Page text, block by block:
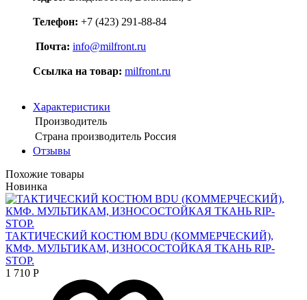
Телефон: +7 (423) 291-88-84
Почта: info@milfront.ru
Ссылка на товар: milfront.ru
Характеристики
Производитель
Страна производитель Россия
Отзывы
Похожие товары
Новинка
ТАКТИЧЕСКИЙ КОСТЮМ BDU (КОММЕРЧЕСКИЙ),
КМФ. МУЛЬТИКАМ, ИЗНОСОСТОЙКАЯ ТКАНЬ RIP-
STOP.
1 710 Р